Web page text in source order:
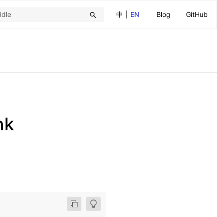
中
EN Blog GitHub